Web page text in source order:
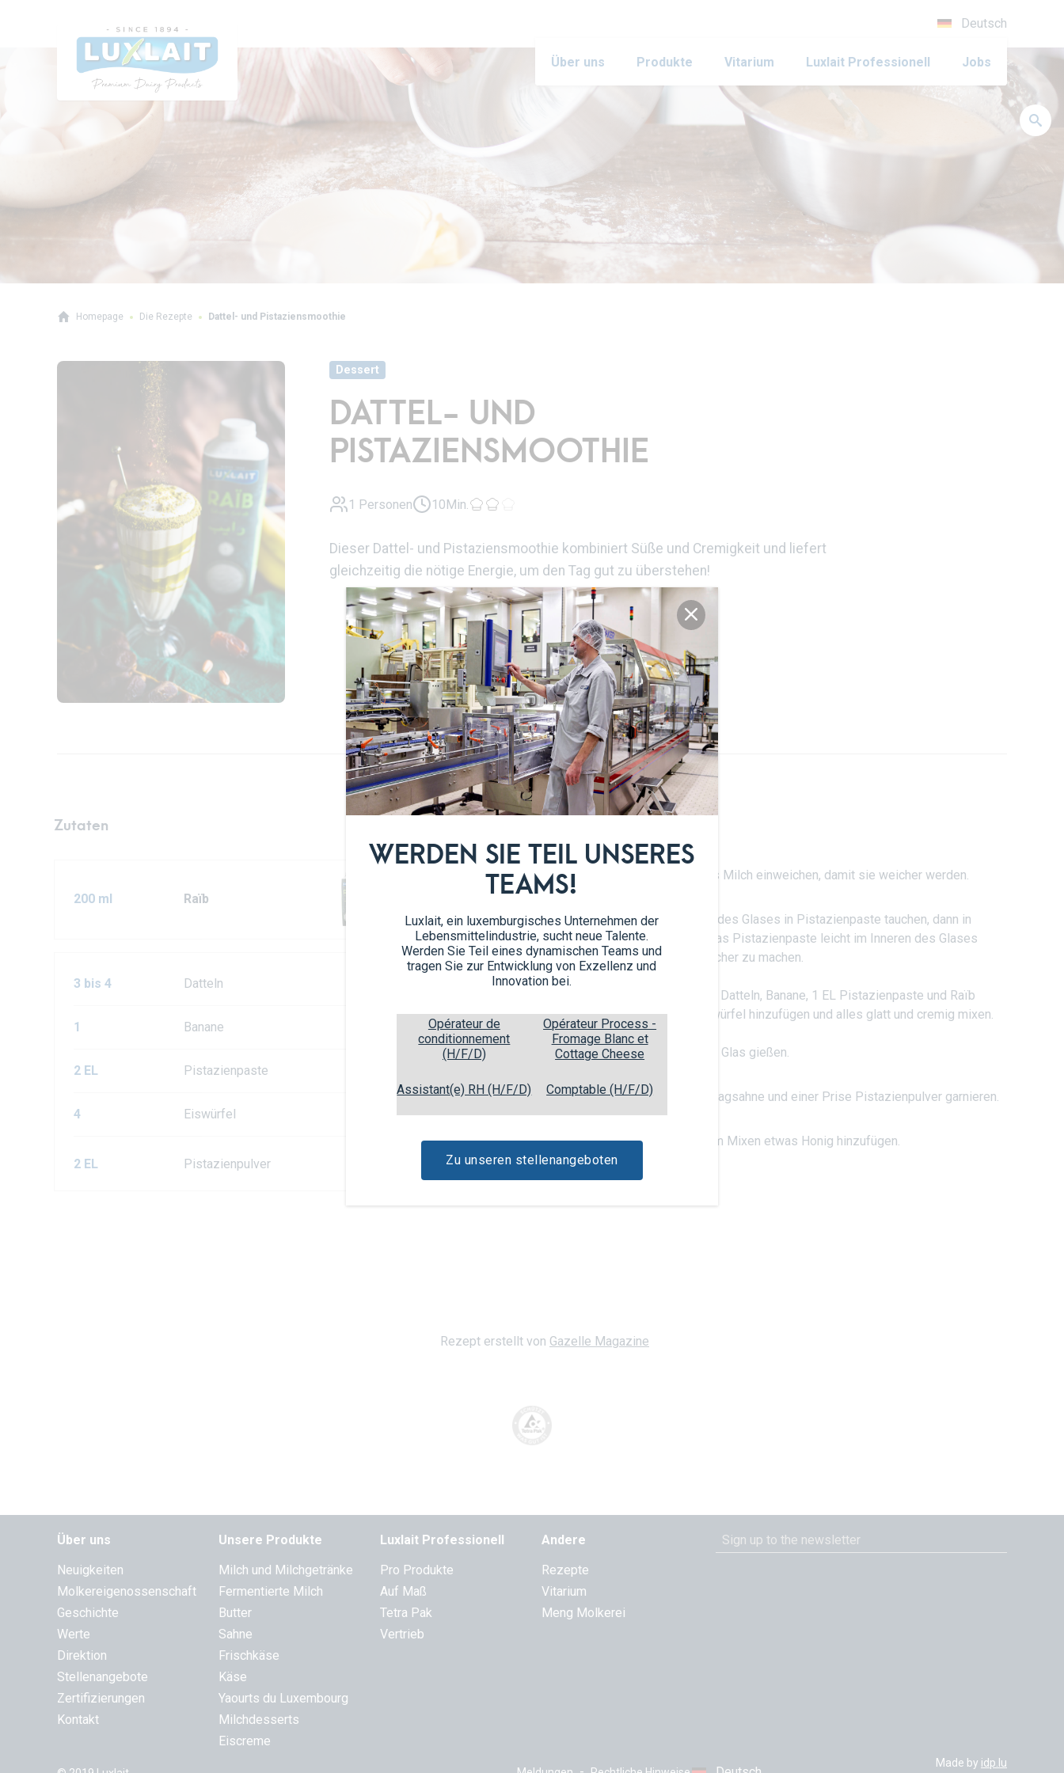
Deutsch
Über uns Produkte Vitarium Luxlait Pro­fes­si­o­nell Jobs
WERDEN SIE TEIL UNSERES
TEAMS!
Luxlait, ein luxemburgisches Unternehmen der
Lebensmittelindustrie, sucht neue Talente.
Werden Sie Teil eines dynamischen Teams und
tragen Sie zur Entwicklung von Exzellenz und
Innovation bei.
Opérateur de
conditionnement
(H/F/D)
Opérateur Process -
Fromage Blanc et
Cottage Cheese
Assistant(e) RH (H/F/D) Comptable (H/F/D)
Zu unseren stellenangeboten
Homepage Die Rezepte Dattel- und Pistaziensmoothie
Dessert
DATTEL- UND
PISTAZIENSMOOTHIE
1 Personen 10Min.
Dieser Dattel- und Pistaziensmoothie kombiniert Süße und Cremigkeit und liefert
gleichzeitig die nötige Energie, um den Tag gut zu überstehen!
Zutaten
200 ml Raïb
3 bis 4 Datteln
1 Banane
2 EL Pistazienpaste
4 Eiswürfel
2 EL Pistazienpulver
1 Die Datteln 30 Minuten in etwas Milch einweichen, damit sie weicher werden.
2
Das Glas dekorieren: Den Rand des Glases in Pistazienpaste tauchen, dann in
Pistazienpulver. Außerdem etwas Pistazienpaste leicht im Inneren des Glases
verstreichen, um es noch köstlicher zu machen.
In einen Mixer die abgetropften Datteln, Banane, 1 EL Pistazienpaste und Raïb
Luxlait Milch geben. Einige Eiswürfel hinzufügen und alles glatt und cremig mixen.
Den Smoothie in das dekorierte Glas gießen.
5 Optional: Mit einem Klecks Schlagsahne und einer Prise Pistazienpulver garnieren.
6 Wer es süßer mag, kann vor dem Mixen etwas Honig hinzufügen.
Sofort servieren!
Rezept erstellt von Gazelle Magazine
Made by idp.lu
Über uns
Neuigkeiten
Molkereigenossenschaft
Geschichte
Werte
Direktion
Stellenangebote
Zertifizierungen
Kontakt
Unsere Produkte
Milch und Milchgetränke
Fermentierte Milch
Butter
Sahne
Frischkäse
Käse
Yaourts du Luxembourg
Milchdesserts
Eiscreme
Luxlait Pro­fes­si­o­nell
Pro Produkte
Auf Maß
Tetra Pak
Vertrieb
Andere
Rezepte
Vitarium
Meng Molkerei